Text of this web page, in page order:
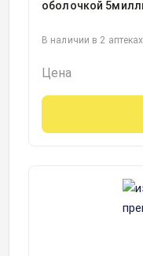
оболочкой
В наличии в 2 аптеках
Цена